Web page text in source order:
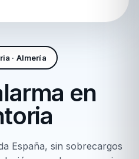
· Almería
en
España, sin sobrecargos